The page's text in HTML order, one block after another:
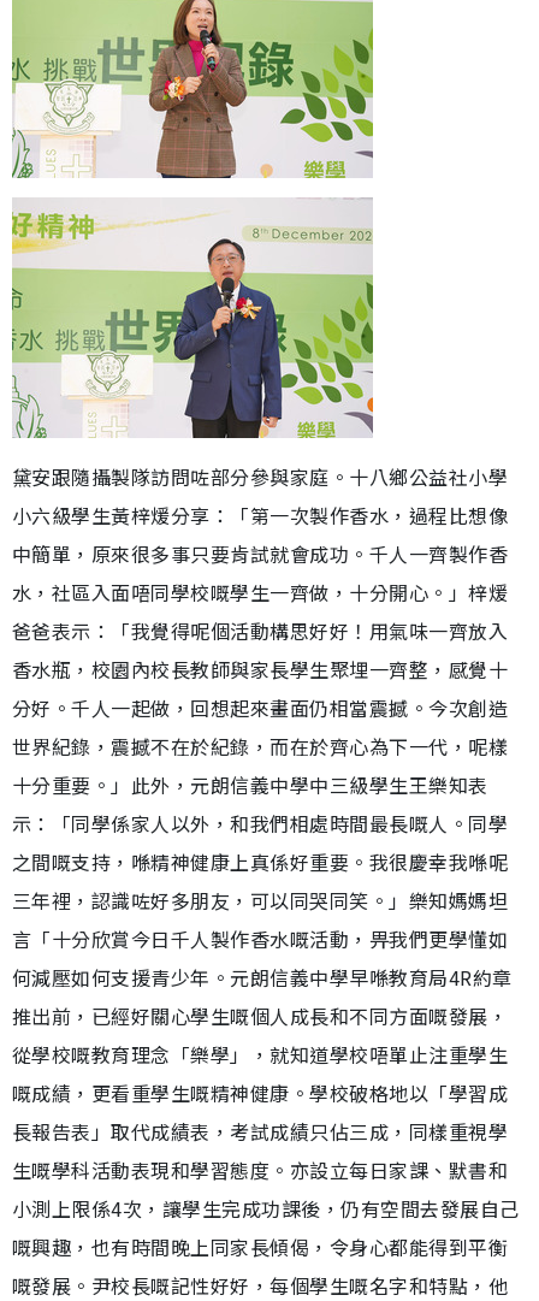
黛安跟隨攝製隊訪問咗部分參與家庭。十八鄉公益社小學
小六級學生黃梓煖分享：「第一次製作香水，過程比想像
中簡單，原來很多事只要肯試就會成功。千人一齊製作香
水，社區入面唔同學校嘅學生一齊做，十分開心。」梓煖
爸爸表示：「我覺得呢個活動構思好好！用氣味一齊放入
香水瓶，校園內校長教師與家長學生聚埋一齊整，感覺十
分好。千人一起做，回想起來畫面仍相當震撼。今次創造
世界紀錄，震撼不在於紀錄，而在於齊心為下一代，呢樣
十分重要。」此外，元朗信義中學中三級學生王樂知表
示：「同學係家人以外，和我們相處時間最長嘅人。同學
之間嘅支持，喺精神健康上真係好重要。我很慶幸我喺呢
三年裡，認識咗好多朋友，可以同哭同笑。」樂知媽媽坦
言「十分欣賞今日千人製作香水嘅活動，畀我們更學懂如
何減壓如何支援青少年。元朗信義中學早喺教育局4R約章
推出前，已經好關心學生嘅個人成長和不同方面嘅發展，
從學校嘅教育理念「樂學」，就知道學校唔單止注重學生
嘅成績，更看重學生嘅精神健康。學校破格地以「學習成
長報告表」取代成績表，考試成績只佔三成，同樣重視學
生嘅學科活動表現和學習態度。亦設立每日家課、默書和
小測上限係4次，讓學生完成功課後，仍有空間去發展自己
嘅興趣，也有時間晚上同家長傾偈，令身心都能得到平衡
嘅發展。尹校長嘅記性好好，每個學生嘅名字和特點，他